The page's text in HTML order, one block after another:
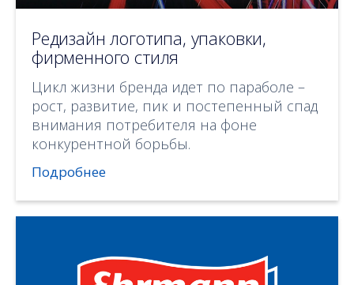
Редизайн логотипа, упаковки,
фирменного стиля
Цикл жизни бренда идет по параболе –
рост, развитие, пик и постепенный спад
внимания потребителя на фоне
конкурентной борьбы.
Подробнее